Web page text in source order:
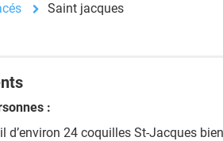
Saint jacques
:
d’environ 24 coquilles St-Jacques